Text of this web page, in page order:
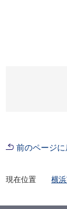
前のページに
現在位置 横